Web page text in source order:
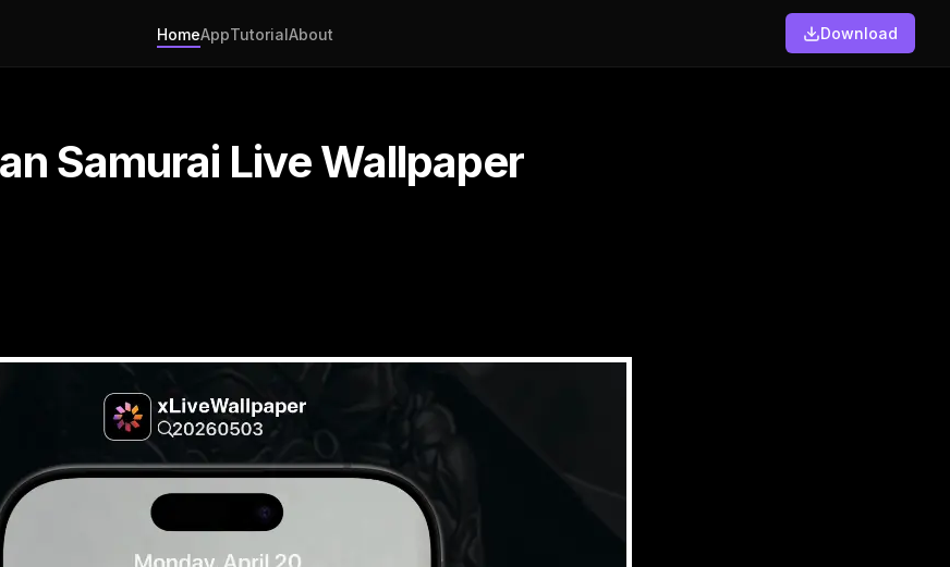
HomeAppTutorialAbout Download
Samurai Live Wallpaper